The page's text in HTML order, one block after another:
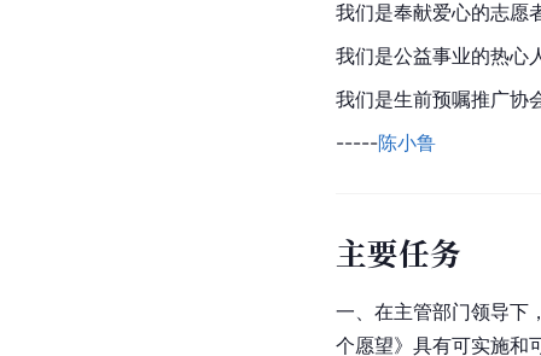
我们是奉献爱心的志愿
我们是公益事业的热心
我们是生前预嘱推广协
-----陈小鲁
主要任务
一、在主管部门领导下
个愿望》具有可实施和